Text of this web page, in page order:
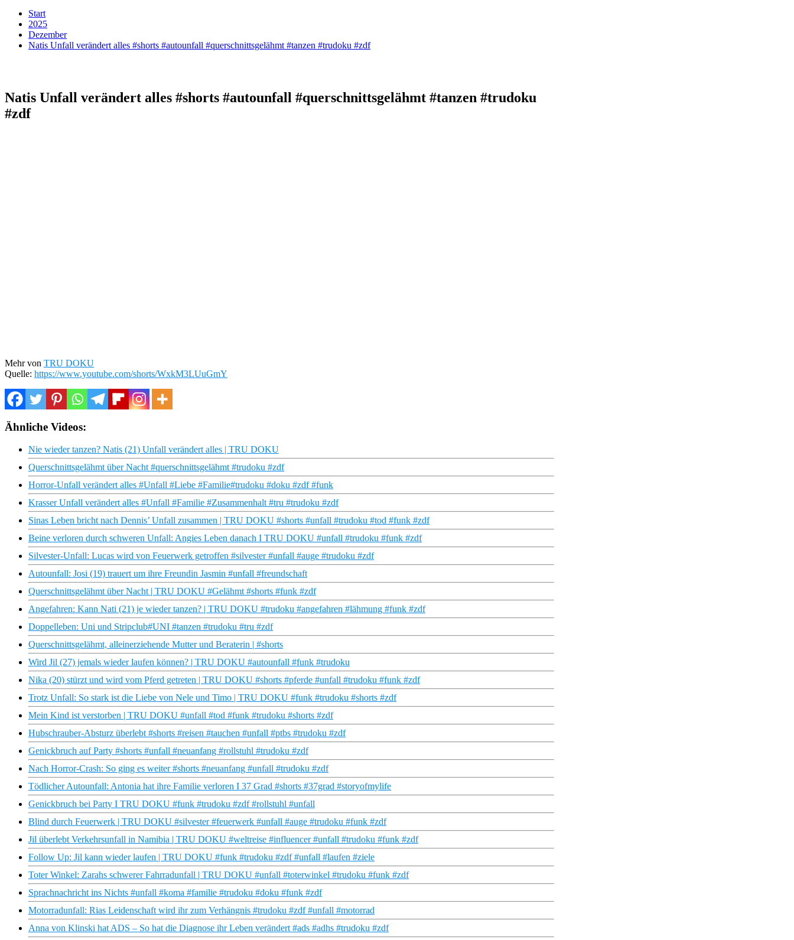
Start
2025
Dezember
Natis Unfall verändert alles #shorts #autounfall #querschnittsgelähmt #tanzen #trudoku #zdf
Natis Unfall verändert alles #shorts #autounfall #querschnittsgelähmt #tanzen #trudoku
#zdf
Mehr von TRU DOKU
Quelle: https://www.youtube.com/shorts/WxkM3LUuGmY
Ähnliche Videos:
Nie wieder tanzen? Natis (21) Unfall verändert alles | TRU DOKU
Querschnittsgelähmt über Nacht #querschnittsgelähmt #trudoku #zdf
Horror-Unfall verändert alles #Unfall #Liebe #Familie#trudoku #doku #zdf #funk
Krasser Unfall verändert alles #Unfall #Familie #Zusammenhalt #tru #trudoku #zdf
Sinas Leben bricht nach Dennis’ Unfall zusammen | TRU DOKU #shorts #unfall #trudoku #tod #funk #zdf
Beine verloren durch schweren Unfall: Angies Leben danach I TRU DOKU #unfall #trudoku #funk #zdf
Silvester-Unfall: Lucas wird von Feuerwerk getroffen #silvester #unfall #auge #trudoku #zdf
Autounfall: Josi (19) trauert um ihre Freundin Jasmin #unfall #freundschaft
Querschnittsgelähmt über Nacht | TRU DOKU #Gelähmt #shorts #funk #zdf
Angefahren: Kann Nati (21) je wieder tanzen? | TRU DOKU #trudoku #angefahren #lähmung #funk #zdf
Doppelleben: Uni und Stripclub#UNI #tanzen #trudoku #tru #zdf
Querschnittsgelähmt, alleinerziehende Mutter und Beraterin | #shorts
Wird Jil (27) jemals wieder laufen können? | TRU DOKU #autounfall #funk #trudoku
Nika (20) stürzt und wird vom Pferd getreten | TRU DOKU #shorts #pferde #unfall #trudoku #funk #zdf
Trotz Unfall: So stark ist die Liebe von Nele und Timo | TRU DOKU #funk #trudoku #shorts #zdf
Mein Kind ist verstorben | TRU DOKU #unfall #tod #funk #trudoku #shorts #zdf
Hubschrauber-Absturz überlebt #shorts #reisen #tauchen #unfall #ptbs #trudoku #zdf
Genickbruch auf Party #shorts #unfall #neuanfang #rollstuhl #trudoku #zdf
Nach Horror-Crash: So ging es weiter #shorts #neuanfang #unfall #trudoku #zdf
Tödlicher Autounfall: Antonia hat ihre Familie verloren I 37 Grad #shorts #37grad #storyofmylife
Genickbruch bei Party I TRU DOKU #funk #trudoku #zdf #rollstuhl #unfall
Blind durch Feuerwerk | TRU DOKU #silvester #feuerwerk #unfall #auge #trudoku #funk #zdf
Jil überlebt Verkehrsunfall in Namibia | TRU DOKU #weltreise #influencer #unfall #trudoku #funk #zdf
Follow Up: Jil kann wieder laufen | TRU DOKU #funk #trudoku #zdf #unfall #laufen #ziele
Toter Winkel: Zarahs schwerer Fahrradunfall | TRU DOKU #unfall #toterwinkel #trudoku #funk #zdf
Sprachnachricht ins Nichts #unfall #koma #familie #trudoku #doku #funk #zdf
Motorradunfall: Rias Leidenschaft wird ihr zum Verhängnis #trudoku #zdf #unfall #motorrad
Anna von Klinski hat ADS – So hat die Diagnose ihr Leben verändert #ads #adhs #trudoku #zdf